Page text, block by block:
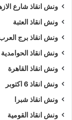
ونش انقاذ شارع
ونش انقاذ العتبة
ونش انقاذ برج
ونش انقاذ الحوامدية
ونش انقاذ القاهرة
ونش انقاذ 6 اكتوبر
ونش انقاذ شبرا
ونش انقاذ القومية